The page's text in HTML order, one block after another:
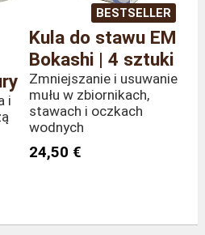
i
BESTSELLER
Kula do stawu EM
Bokashi | 4 sztuki
Zmniejszanie i usuwanie
mułu w zbiornikach,
stawach i oczkach
wodnych
24,50 €